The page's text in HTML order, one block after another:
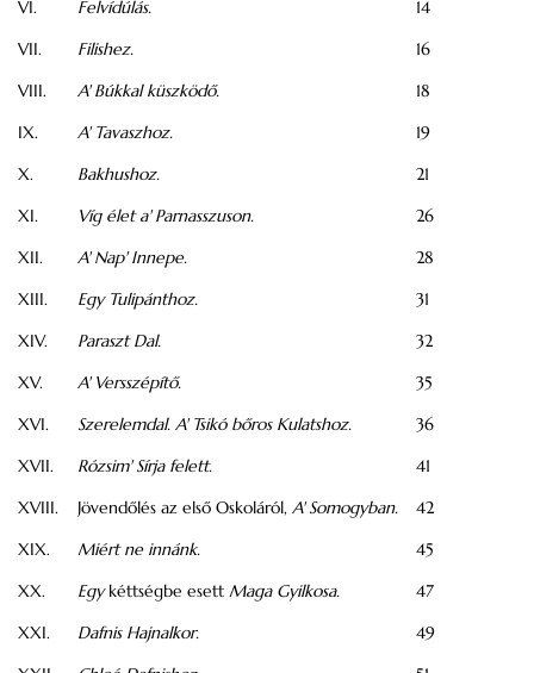
VI.
Felvídúlás.
14
VII.
Filishez.
16
VIII.
A' Búkkal küszködő.
18
IX.
A' Tavaszhoz.
19
X.
Bakhushoz.
21
XI.
Víg élet a' Parnasszuson.
26
XII.
A' Nap' Innepe.
28
XIII.
Egy Tulipánthoz.
31
XIV.
Paraszt Dal.
32
XV.
A' Versszépítő.
35
XVI.
Szerelemdal. A' Tsikó bőros Kulatshoz.
36
XVII.
Rózsim' Sírja felett.
41
XVIII.
Jövendőlés az első Oskoláról, A' Somogyban.
42
XIX.
Miért ne innánk.
45
XX.
Egykéttségbe esett Maga Gyilkosa.
47
XXI.
Dafnis Hajnalkor.
49